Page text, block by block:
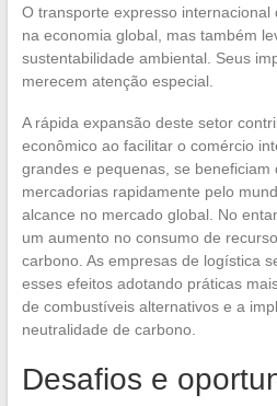
O transporte expresso
na economia global, mas também
sustentabilidade ambiental. Seus
merecem atenção especial.
A rápida expansão deste setor
econômico ao facilitar o comércio
grandes e pequenas, se
mercadorias rapidamente pelo
alcance no mercado global. No
um aumento no consumo de
carbono. As empresas de logística
esses efeitos adotando práticas
de combustíveis alternativos e a
neutralidade de carbono.
Desafios e